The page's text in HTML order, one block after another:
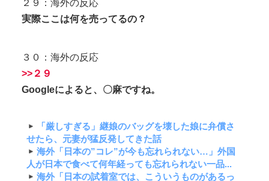
２９：海外の反応
実際ここは何を売ってるの？
３０：海外の反応
>>２９
Googleによると、〇麻ですね。
「厳しすぎる」継娘のバッグを壊した娘に弁償さ
せたら、元妻が猛反発してきた話
海外「日本の”コレ”が今も忘れられない…」外国
人が日本で食べて何年経っても忘れられない一品...
海外「日本の試着室では、こういうものがあるっ